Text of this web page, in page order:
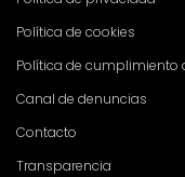
Política de cookies
Política de cumplimiento
Canal de denuncias
Contacto
Transparencia